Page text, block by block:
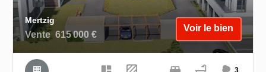
Mertzig
Vente 615 000 €
Voir le bien